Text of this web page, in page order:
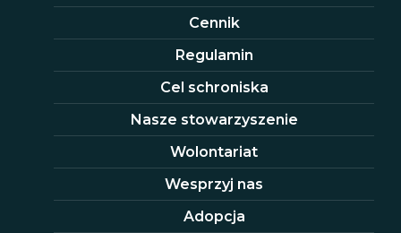
Cennik
Regulamin
Cel schroniska
Nasze stowarzyszenie
Wolontariat
Wesprzyj nas
Adopcja